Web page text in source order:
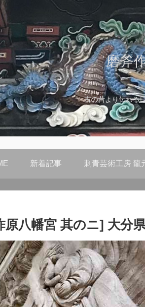
磨斧
古の昔より伝わる
新着記事 刺青芸術工房 龍
原八幡宮 其のニ] 大分